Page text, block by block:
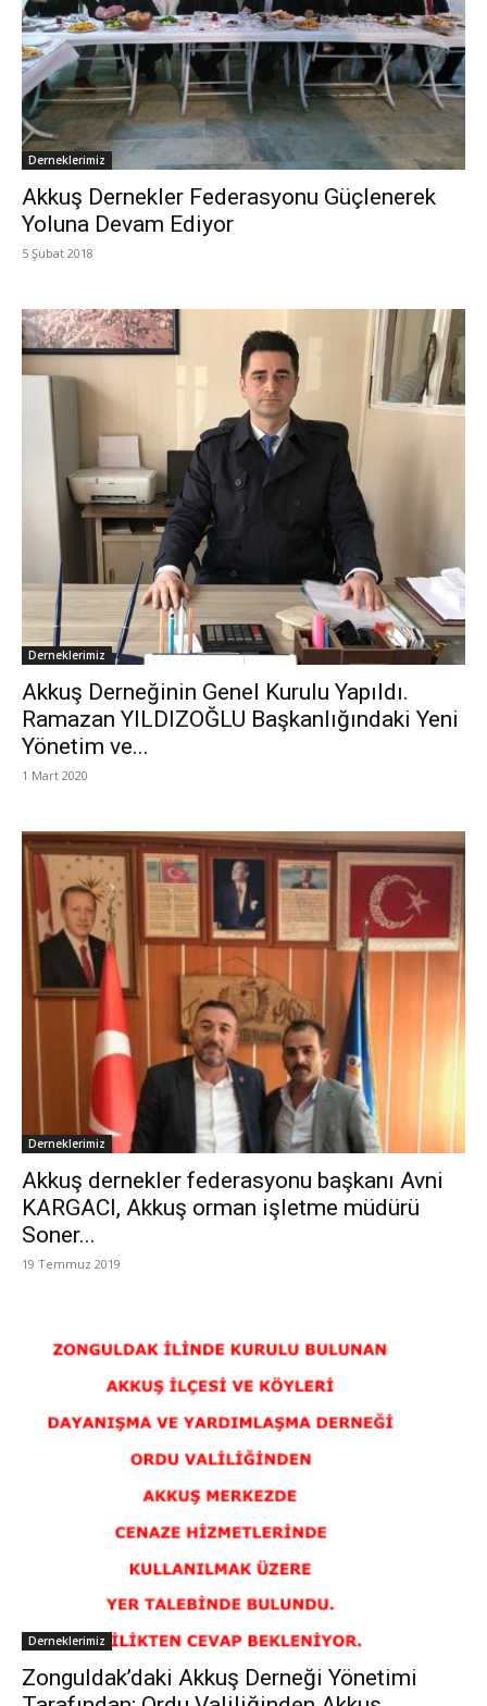
Derneklerimiz
Akkuş Dernekler Federasyonu Güçlenerek
Yoluna Devam Ediyor
5 Şubat 2018
Derneklerimiz
Akkuş Derneğinin Genel Kurulu Yapıldı.
Ramazan YILDIZOĞLU Başkanlığındaki Yeni
Yönetim ve...
1 Mart 2020
Derneklerimiz
Akkuş dernekler federasyonu başkanı Avni
KARGACI, Akkuş orman işletme müdürü
Soner...
19 Temmuz 2019
Derneklerimiz
Zonguldak’daki Akkuş Derneği Yönetimi